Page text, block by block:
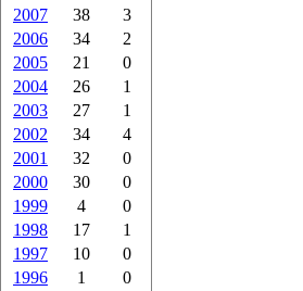
2007
38
3
2006
34
2
2005
21
0
2004
26
1
2003
27
1
2002
34
4
2001
32
0
2000
30
0
1999
4
0
1998
17
1
1997
10
0
1996
1
0